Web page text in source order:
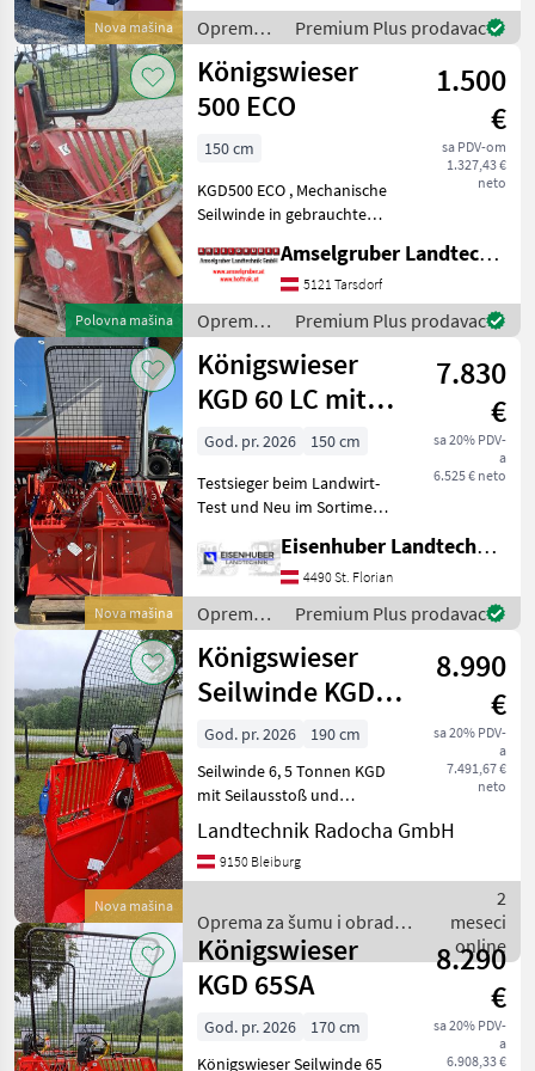
Nova mašina
unterer Seileinlauf *
Anhangkupplung * Seil
Oprema
za šumu i
obradu
drveta /
Königswieser
Premium Plus prodavac
Polovna mašina
Königswieser
500 ECO
1.500
€
sa PDV-om
1.327,43 €
neto
150 cm
KGD500 ECO , Mechanische
Seilwinde in gebrauchtem
funktionstüchtig, weist
jedoch alters- und
nutzungsbedingte
Gebrauchsspuren
auf.Robuste und b
Amselgruber Landtechnik GmbH
5121 Tarsdorf
Oprema
za šumu i
obradu
drveta /
Königswieser
Premium Plus prodavac
Nova mašina
Königswieser
KGD 60 LC mit
Terra Funk
7.830
€
sa 20% PDV-
a
6.525 € neto
God. pr. 2026
150 cm
Testsieger beim Landwirt-
Test und Neu im Sortiment
mit Terra Funk!
Ausstattung: - Terra Funk -
Schildbreite 150cm -
Stahlseil 70
Eisenhuber Landtechnik GmbH
4490 St. Florian
Oprema
za šumu i
obradu
drveta /
Königswieser
Premium Plus prodavac
Nova mašina
Königswieser
Seilwinde KGD
6,5 SA
8.990
€
sa 20% PDV-
a
7.491,67 €
neto
God. pr. 2026
190 cm
Seilwinde 6, 5 Tonnen KGD
mit Seilausstoß und
Funkanlage mit E-
Handbedienung,
Endschalter, Seilausstoß
9m, Inkl.Gelenkwelle,
Würgeketten,
Landtechnik Radocha GmbH
9150 Bleiburg
Oprema za šumu i obradu
drveta / Königswieser
2
meseci
online
Königswieser
KGD 65SA
8.290
€
sa 20% PDV-
a
6.908,33 €
God. pr. 2026
170 cm
Königswieser Seilwinde 65